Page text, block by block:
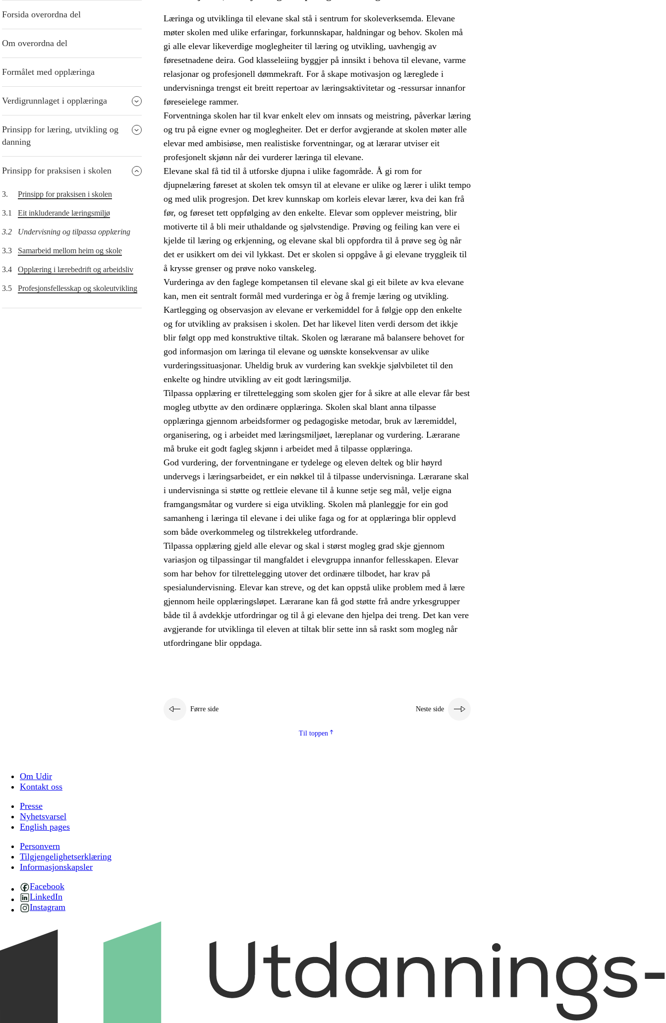
Forsida overordna del
Om overordna del
Formålet med opplæringa
Verdigrunnlaget i opplæringa
Prinsipp for læring, utvikling og
danning
Prinsipp for praksisen i skolen
3. Prinsipp for praksisen i skolen
3.1 Eit inkluderande læringsmiljø
3.2 Undervisning og tilpassa opplæring
3.3 Samarbeid mellom heim og skole
3.4 Opplæring i lærebedrift og arbeidsliv
3.5 Profesjonsfellesskap og skoleutvikling
Læringa og utviklinga til elevane skal stå i sentrum for skoleverksemda. Elevane
møter skolen med ulike erfaringar, forkunnskapar, haldningar og behov. Skolen må
gi alle elevar likeverdige moglegheiter til læring og utvikling, uavhengig av
føresetnadene deira. God klasseleiing byggjer på innsikt i behova til elevane, varme
relasjonar og profesjonell dømmekraft. For å skape motivasjon og læreglede i
undervisninga trengst eit breitt repertoar av læringsaktivitetar og -ressursar innanfor
føreseielege rammer.
Forventninga skolen har til kvar enkelt elev om innsats og meistring, påverkar læring
og tru på eigne evner og moglegheiter. Det er derfor avgjerande at skolen møter alle
elevar med ambisiøse, men realistiske forventningar, og at lærarar utviser eit
profesjonelt skjønn når dei vurderer læringa til elevane.
Elevane skal få tid til å utforske djupna i ulike fagområde. Å gi rom for
djupnelæring føreset at skolen tek omsyn til at elevane er ulike og lærer i ulikt tempo
og med ulik progresjon. Det krev kunnskap om korleis elevar lærer, kva dei kan frå
før, og føreset tett oppfølging av den enkelte. Elevar som opplever meistring, blir
motiverte til å bli meir uthaldande og sjølvstendige. Prøving og feiling kan vere ei
kjelde til læring og erkjenning, og elevane skal bli oppfordra til å prøve seg òg når
det er usikkert om dei vil lykkast. Det er skolen si oppgåve å gi elevane tryggleik til
å krysse grenser og prøve noko vanskeleg.
Vurderinga av den faglege kompetansen til elevane skal gi eit bilete av kva elevane
kan, men eit sentralt formål med vurderinga er òg å fremje læring og utvikling.
Kartlegging og observasjon av elevane er verkemiddel for å følgje opp den enkelte
og for utvikling av praksisen i skolen. Det har likevel liten verdi dersom det ikkje
blir følgt opp med konstruktive tiltak. Skolen og lærarane må balansere behovet for
god informasjon om læringa til elevane og uønskte konsekvensar av ulike
vurderingssituasjonar. Uheldig bruk av vurdering kan svekkje sjølvbiletet til den
enkelte og hindre utvikling av eit godt læringsmiljø.
Tilpassa opplæring er tilrettelegging som skolen gjer for å sikre at alle elevar får best
mogleg utbytte av den ordinære opplæringa. Skolen skal blant anna tilpasse
opplæringa gjennom arbeidsformer og pedagogiske metodar, bruk av læremiddel,
organisering, og i arbeidet med læringsmiljøet, læreplanar og vurdering. Lærarane
må bruke eit godt fagleg skjønn i arbeidet med å tilpasse opplæringa.
God vurdering, der forventningane er tydelege og eleven deltek og blir høyrd
undervegs i læringsarbeidet, er ein nøkkel til å tilpasse undervisninga. Lærarane skal
i undervisninga si støtte og rettleie elevane til å kunne setje seg mål, velje eigna
framgangsmåtar og vurdere si eiga utvikling. Skolen må planleggje for ein god
samanheng i læringa til elevane i dei ulike faga og for at opplæringa blir opplevd
som både overkommeleg og tilstrekkeleg utfordrande.
Tilpassa opplæring gjeld alle elevar og skal i størst mogleg grad skje gjennom
variasjon og tilpassingar til mangfaldet i elevgruppa innanfor fellesskapen. Elevar
som har behov for tilrettelegging utover det ordinære tilbodet, har krav på
spesialundervisning. Elevar kan streve, og det kan oppstå ulike problem med å lære
gjennom heile opplæringsløpet. Lærarane kan få god støtte frå andre yrkesgrupper
både til å avdekkje utfordringar og til å gi elevane den hjelpa dei treng. Det kan vere
avgjerande for utviklinga til eleven at tiltak blir sette inn så raskt som mogleg når
utfordringane blir oppdaga.
Førre side Neste side
Til toppen
Om Udir
Kontakt oss
Presse
Nyhetsvarsel
English pages
Personvern
Tilgjengelighetserklæring
Informasjonskapsler
Facebook
LinkedIn
Instagram